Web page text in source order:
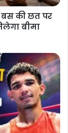
बस की छत पर
बीमा